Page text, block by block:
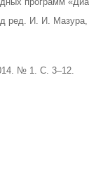
ред. И. И.
№ 1. С. 3–12.